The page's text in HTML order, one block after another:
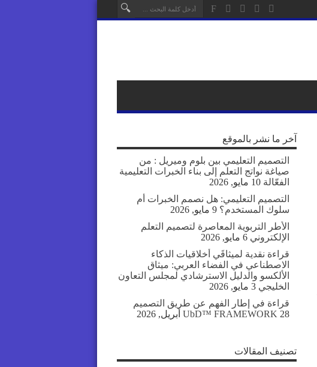
آخر ما نشر بالموقع
التصميم التعليمي بين بلوم وميريل : من
صياغة نواتج التعلم إلى بناء الخبرات التعليمية
الفعّالة 10 مايو, 2026
التصميم التعليمي: هل نصمم الخبرات أم
سلوك المستخدم؟ 9 مايو, 2026
الأطر التربوية المعاصرة لتصميم التعلم
الإلكتروني 6 مايو, 2026
قراءة نقدية لميثاقَي أخلاقيات الذكاء
الاصطناعي في الفضاء العربي: ميثاق
الألكسو والدليل الاسترشادي لمجلس التعاون
الخليجي 3 مايو, 2026
قراءة في إطار الفهم عن طريق التصميم
UbD™ FRAMEWORK 28 أبريل, 2026
تصنيف المقالات